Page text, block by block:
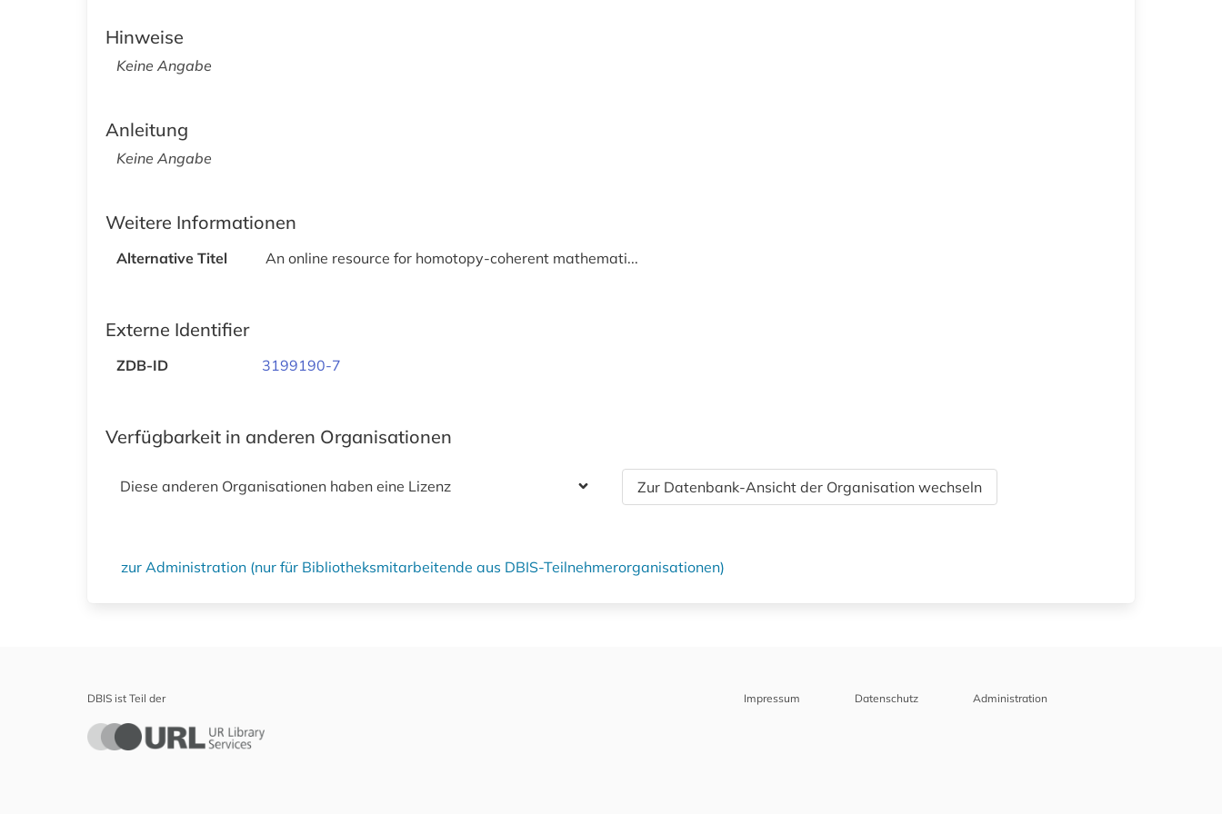
Hinweise
Keine Angabe
Anleitung
Keine Angabe
Weitere Informationen
Alternative Titel An online resource for homotopy-coherent mathemati...
Externe Identifier
ZDB-ID 3199190-7
Verfügbarkeit in anderen Organisationen
Diese anderen Organisationen haben eine Lizenz Zur Datenbank-Ansicht der Organisation wechseln
zur Administration (nur für Bibliotheksmitarbeitende aus DBIS-Teilnehmerorganisationen)
DBIS ist Teil der Impressum Datenschutz Administration